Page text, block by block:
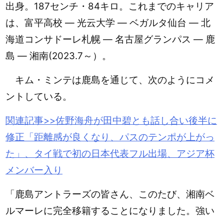
出身。187センチ・84キロ。これまでのキャリア
は、富平高校 ― 光云大学 ― ベガルタ仙台 ― 北
海道コンサドーレ札幌 ― 名古屋グランパス ― 鹿
島 ― 湘南(2023.7～）。
キム・ミンテは鹿島を通じて、次のようにコメ
ントしている。
関連記事>>佐野海舟が田中碧とも話し合い後半に
修正「距離感が良くなり、パスのテンポが上がっ
た」、タイ戦で初の日本代表フル出場、アジア杯
メンバー入り
「鹿島アントラーズの皆さん、このたび、湘南ベ
ルマーレに完全移籍することになりました。強い